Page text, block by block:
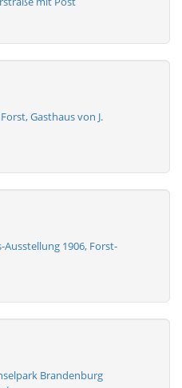
Gasthaus von J.
Ausstellung 1906, Forst-
Brandenburg